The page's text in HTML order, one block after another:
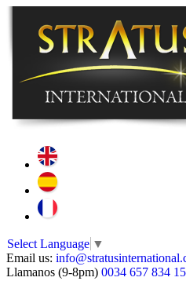
Select Language ▼
Email us:
Llamanos (9-8pm) 0034 657 834